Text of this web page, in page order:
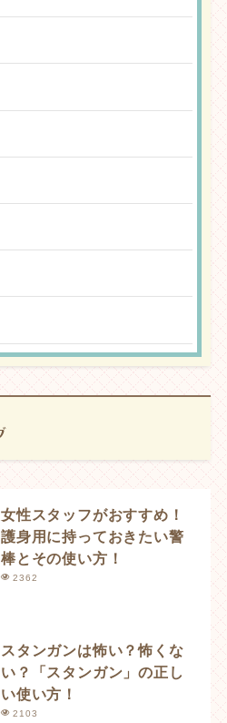
女性スタッフがおすすめ！
護身用に持っておきたい警
棒とその使い方！
2362
スタンガンは怖い？怖くな
い？「スタンガン」の正し
い使い方！
2103